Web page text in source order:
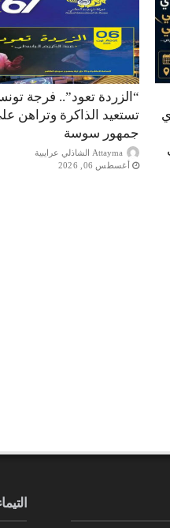
“الزردة تعود”.. فرجة
تستعيد الذاكرة وتراهن
جمهور سوسة
Attayma الشاذلي عرايبية
أغسطس 06, 2026